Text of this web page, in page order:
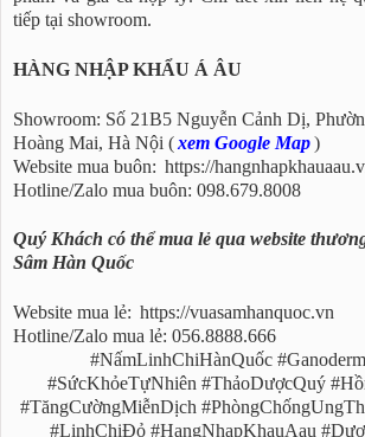
tiếp tại showroom.
HÀNG NHẬP KHẨU Á ÂU
Showroom: Số 21B5 Nguyễn Cảnh Dị,
Hoàng Mai, Hà Nội (xem Google Map)
Website mua buôn: https://
Hotline/Zalo mua buôn: 098.679.8008
Quý Khách có thể mua lẻ qua website
Sâm Hàn Quốc
Website mua lẻ: https://vuasamhanquoc.vn
Hotline/Zalo mua lẻ: 056.8888.666
#NấmLinhChiHànQuốc
#SứcKhỏeTựNhiên #ThảoDượcQuý
#TăngCườngMiễnDịch
#LinhChiĐỏ #HangNhapKhauAau